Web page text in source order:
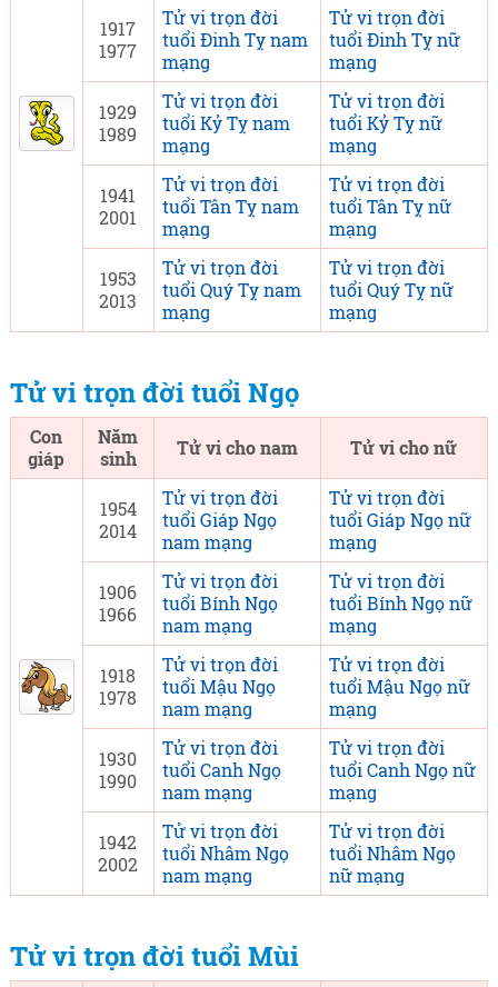
1917
1977
Tử vi trọn đời
tuổi Đinh Tỵ nam
mạng
Tử vi trọn đời
tuổi Đinh Tỵ nữ
mạng
1929
1989
Tử vi trọn đời
tuổi Kỷ Tỵ nam
mạng
Tử vi trọn đời
tuổi Kỷ Tỵ nữ
mạng
1941
2001
Tử vi trọn đời
tuổi Tân Tỵ nam
mạng
Tử vi trọn đời
tuổi Tân Tỵ nữ
mạng
1953
2013
Tử vi trọn đời
tuổi Quý Tỵ nam
mạng
Tử vi trọn đời
tuổi Quý Tỵ nữ
mạng
Tử vi trọn đời tuổi Ngọ
Con
giáp
Năm
sinh
Tử vi cho nam Tử vi cho nữ
1954
2014
Tử vi trọn đời
tuổi Giáp Ngọ
nam mạng
Tử vi trọn đời
tuổi Giáp Ngọ nữ
mạng
1906
1966
Tử vi trọn đời
tuổi Bính Ngọ
nam mạng
Tử vi trọn đời
tuổi Bính Ngọ nữ
mạng
1918
1978
Tử vi trọn đời
tuổi Mậu Ngọ
nam mạng
Tử vi trọn đời
tuổi Mậu Ngọ nữ
mạng
1930
1990
Tử vi trọn đời
tuổi Canh Ngọ
nam mạng
Tử vi trọn đời
tuổi Canh Ngọ nữ
mạng
1942
2002
Tử vi trọn đời
tuổi Nhâm Ngọ
nam mạng
Tử vi trọn đời
tuổi Nhâm Ngọ
nữ mạng
Tử vi trọn đời tuổi Mùi